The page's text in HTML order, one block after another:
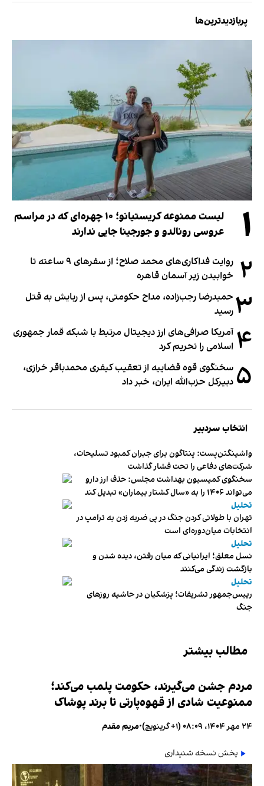
پربازدیدترین‌ها
۱
لیست ممنوعه کریستیانو؛ ۱۰ چهره‌ای که در مراسم
عروسی رونالدو و جورجینا جایی ندارند
۲
روایت فداکاری‌های محمد صلاح؛ از سفرهای ۹ ساعته تا
خوابیدن زیر آسمان قاهره
۳ حمیدرضا رجب‌زاده، مداح حکومتی، پس از ربایش به قتل
رسید
۴ آمریکا صرافی‌های ارز دیجیتال مرتبط با شبکه قمار جمهوری
اسلامی را تحریم کرد
۵ سخنگوی قوه قضاییه از تعقیب کیفری محمدباقر خرازی،
دبیر‌کل حزب‌الله ایران، خبر داد
انتخاب سردبیر
واشینگتن‌پست: پنتاگون برای جبران کمبود تسلیحات،
شرکت‌های دفاعی را تحت فشار گذاشت
سخنگوی کمیسیون بهداشت مجلس: حذف ارز دارو
می‌تواند ۱۴۰۶ را به «سال کشتار بیماران» تبدیل کند
تحلیل
تهران با طولانی کردن جنگ در پی ضربه زدن به ترامپ در
انتخابات میان‌دوره‌ای است
تحلیل
نسل معلق؛ ایرانیانی که میان رفتن، دیده شدن و
بازگشت زندگی می‌کنند
تحلیل
رییس‌جمهور تشریفات؛ پزشکیان در حاشیه روزهای
جنگ
مطالب بیشتر
مردم جشن می‌گیرند، حکومت پلمب می‌کند؛
ممنوعیت شادی از قهوه‌پارتی تا برند پوشاک
۲۴ مهر ۱۴۰۴، ۰۸:۰۹ (‎+۱ گرینویچ) •مریم مقدم
پخش نسخه شنیداری